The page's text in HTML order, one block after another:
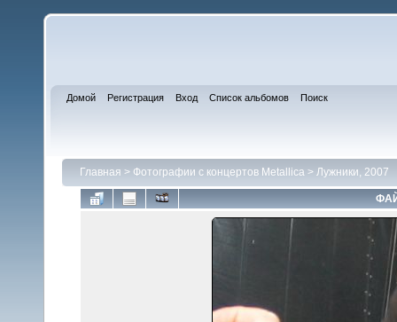
Домой Регистрация Вход Список альбомов Поиск
Главная > Фотографии с концертов Metallica > Лужники, 2007